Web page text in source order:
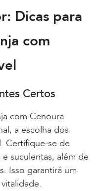
Dicas para
com
Certos
com Cenoura
a escolha dos
Certifique-se de
suculentas, além de
Isso garantirá um